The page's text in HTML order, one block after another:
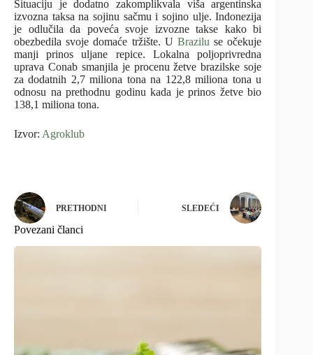
Situaciju je dodatno zakomplikvala viša argentinska
izvozna taksa na sojinu sačmu i sojino ulje. Indonezija
je odlučila da poveća svoje izvozne takse kako bi
obezbedila svoje domaće tržište. U Brazilu se očekuje
manji prinos uljane repice. Lokalna poljoprivredna
uprava Conab smanjila je procenu žetve brazilske soje
za dodatnih 2,7 miliona tona na 122,8 miliona tona u
odnosu na prethodnu godinu kada je prinos žetve bio
138,1 miliona tona.
Izvor: Agroklub
PRETHODNI SLEDEĆI
Povezani članci